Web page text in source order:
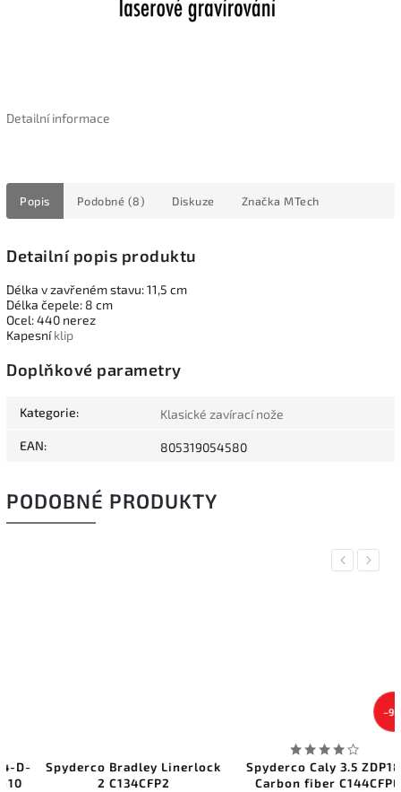
Detailní informace
Popis Podobné (8) Diskuze Značka MTech
Detailní popis produktu
Délka v zavřeném stavu: 11,5 cm
Délka čepele: 8 cm
Ocel: 440 nerez
Kapesníklip
Doplňkové parametry
Kategorie: Klasické zavírací nože
EAN: 805319054580
PODOBNÉ PRODUKTY
Previous
Spyderco Bradley Linerlock
2 C134CFP2
Spyderco Caly 3.5 ZDP189
Carbon fiber C144CFPE
Next